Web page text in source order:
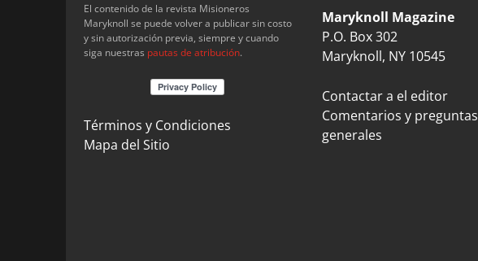
El contenido de la revista Misioneros
Maryknoll se puede volver a publicar sin costo
y sin autorización previa, siempre y cuando
siga nuestras pautas de atribución.
Términos y Condiciones
Mapa del Sitio
Maryknoll Magazine
P.O. Box 302
Maryknoll, NY 10545
Contactar a el editor
Comentarios y preguntas
generales